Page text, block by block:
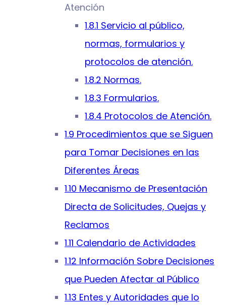
Atención
1.8.1 Servicio al público,
normas, formularios y
protocolos de atención.
1.8.2 Normas.
1.8.3 Formularios.
1.8.4 Protocolos de Atención.
1.9 Procedimientos que se Siguen
para Tomar Decisiones en las
Diferentes Áreas
1.10 Mecanismo de Presentación
Directa de Solicitudes, Quejas y
Reclamos
1.11 Calendario de Actividades
1.12 Información Sobre Decisiones
que Pueden Afectar al Público
1.13 Entes y Autoridades que lo